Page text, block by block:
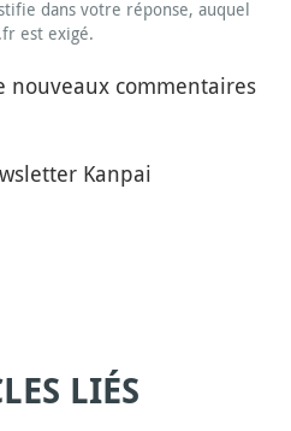
dans votre réponse, auquel
est exigé.
commentaires
Kanpai
LIÉS